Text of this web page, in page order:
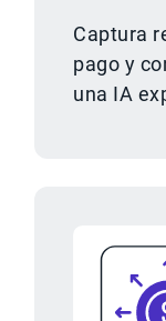
Captura
pago y
una IA